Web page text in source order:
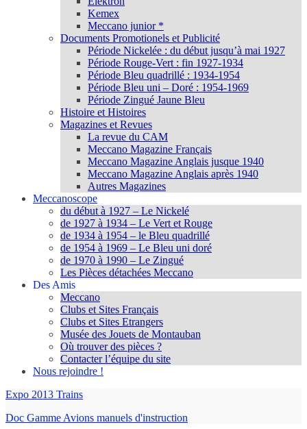
Kemex
Meccano junior *
Documents Promotionels et Publicité
Période Nickelée : du début jusqu’à mai 1927
Période Rouge-Vert : fin 1927-1934
Période Bleu quadrillé : 1934-1954
Période Bleu uni – Doré : 1954-1969
Période Zingué Jaune Bleu
Histoire et Histoires
Magazines et Revues
La revue du CAM
Meccano Magazine Français
Meccano Magazine Anglais jusque 1940
Meccano Magazine Anglais après 1940
Autres Magazines
Meccanoscope
du début à 1927 – Le Nickelé
de 1927 à 1934 – Le Vert et Rouge
de 1934 à 1954 – le Bleu quadrillé
de 1954 à 1969 – Le Bleu uni doré
de 1970 à 1990 – Le Zingué
Les Pièces détachées Meccano
Des Amis
Meccano
Clubs et Sites Français
Clubs et Sites Etrangers
Musée des Jouets de Montauban
Où trouver des pièces ?
Contacter l’équipe du site
Nous rejoindre !
Expo 2013 Trains
Doc Gamme Avions manuels d'instruction